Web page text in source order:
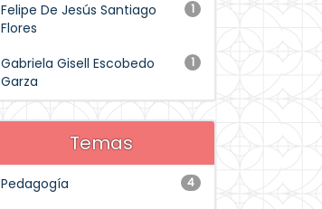
1
Felipe De Jesús Santiago
Flores
1
Gabriela Gisell Escobedo
Garza
Temas
4
Pedagogía